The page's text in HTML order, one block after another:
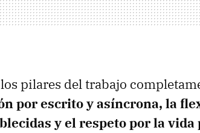
pilares del trabajo
por escrito y asíncrona, la
y el respeto por la vida